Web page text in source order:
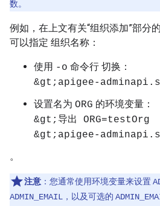
数。
例如，在上文有关“组织添加”部分
可以指定 组织名称：
使用 -o 命令行 切换：
&gt;apigee-
设置名为 ORG 的环境变量：
&gt;导出 ORG=testOrg
&gt;apigee-
。
注意 ：您通常使用环境变量来设置
ADMIN_EMAIL ，以及可选的